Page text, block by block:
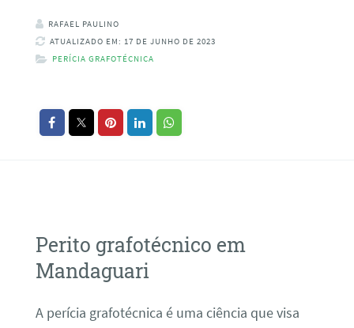
RAFAEL PAULINO
ATUALIZADO EM: 17 DE JUNHO DE 2023
PERÍCIA GRAFOTÉCNICA
Perito grafotécnico em
Mandaguari
A perícia grafotécnica é uma ciência que visa